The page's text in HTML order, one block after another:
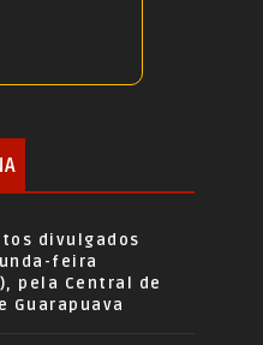
divulgados
feira
pela Central de
Guarapuava